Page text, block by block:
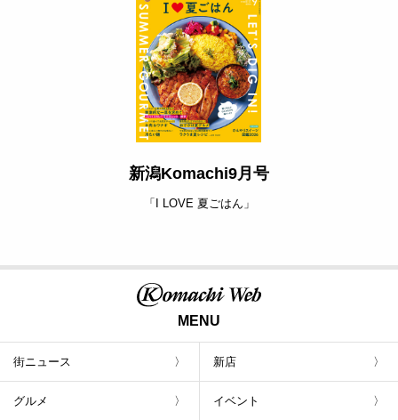
新潟Komachi9月号
「I LOVE 夏ごはん」
MENU
街ニュース 新店
グルメ イベント